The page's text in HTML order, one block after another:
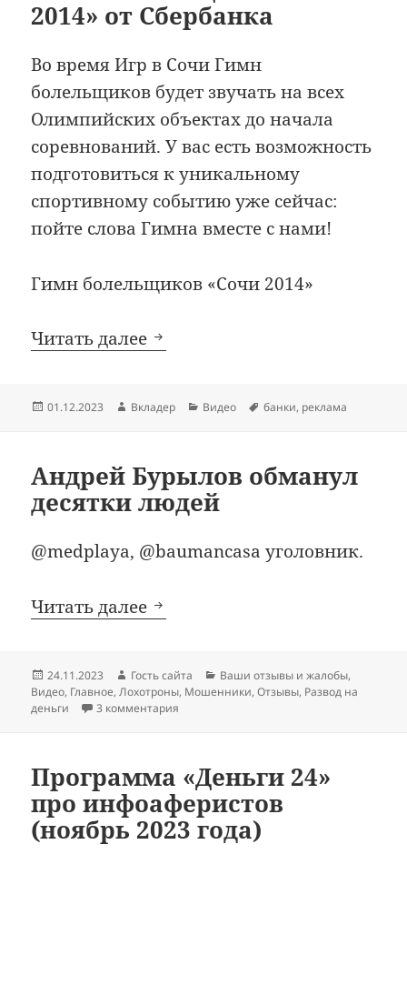
2014» от Сбербанка
Во время Игр в Сочи Гимн
болельщиков будет звучать на всех
Олимпийских объектах до начала
соревнований. У вас есть возможность
подготовиться к уникальному
спортивному событию уже сейчас:
пойте слова Гимна вместе с нами!
Гимн болельщиков «Сочи 2014»
Читать далее Гимн болельщиков «Сочи
Опубликовано
01.12.2023 Автор
Вкладер Рубрики
Видео Метки
банки, реклама
Андрей Бурылов обманул
десятки людей
@medplaya, @baumancasa уголовник.
Читать далее Андрей Бурылов обманул
Опубликовано
24.11.2023 Автор
Гость сайта Рубрики
Ваши отзывы и жалобы,
Видео, Главное,Лохотроны, Мошенники,Отзывы, Развод на
деньги
3 комментария
Программа «Деньги 24»
про инфоаферистов
(ноябрь 2023 года)